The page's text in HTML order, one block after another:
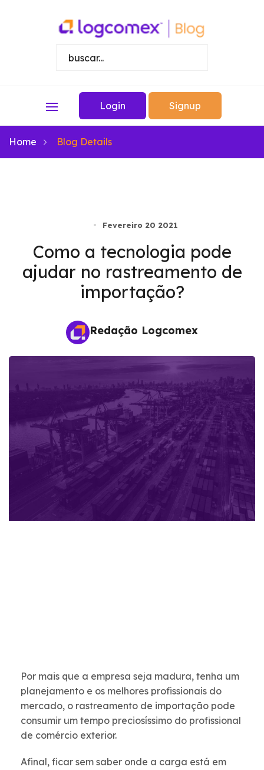
Login Signup
Home Blog Details
Fevereiro 20 2021
Como a tecnologia pode
ajudar no rastreamento de
importação?
Redação Logcomex
Por mais que a empresa seja madura, tenha um
planejamento e os melhores profissionais do
mercado, o rastreamento de importação pode
consumir um tempo preciosíssimo do profissional
de comércio exterior.
Afinal, ficar sem saber onde a carga está em